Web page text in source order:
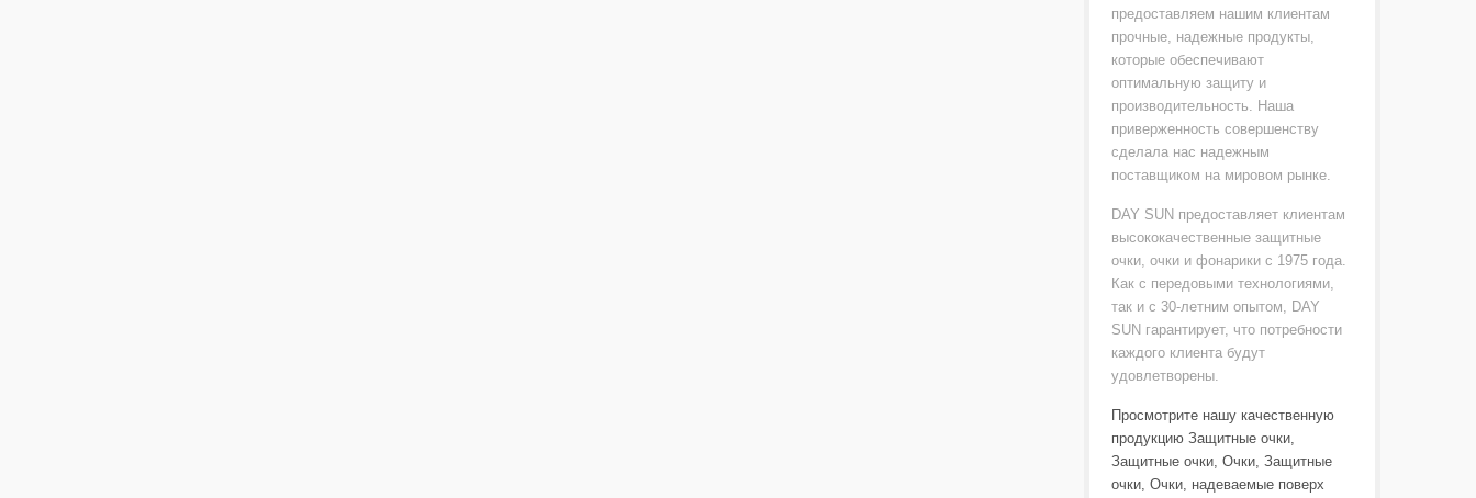
предоставляем нашим клиентам
прочные, надежные продукты,
которые обеспечивают
оптимальную защиту и
производительность. Наша
приверженность совершенству
сделала нас надежным
поставщиком на мировом рынке.
DAY SUN предоставляет клиентам
высококачественные защитные
очки, очки и фонарики с 1975 года.
Как с передовыми технологиями,
так и с 30-летним опытом, DAY
SUN гарантирует, что потребности
каждого клиента будут
удовлетворены.
Просмотрите нашу качественную
продукцию Защитные очки,
Защитные очки, Очки, Защитные
очки, Очки, надеваемые поверх